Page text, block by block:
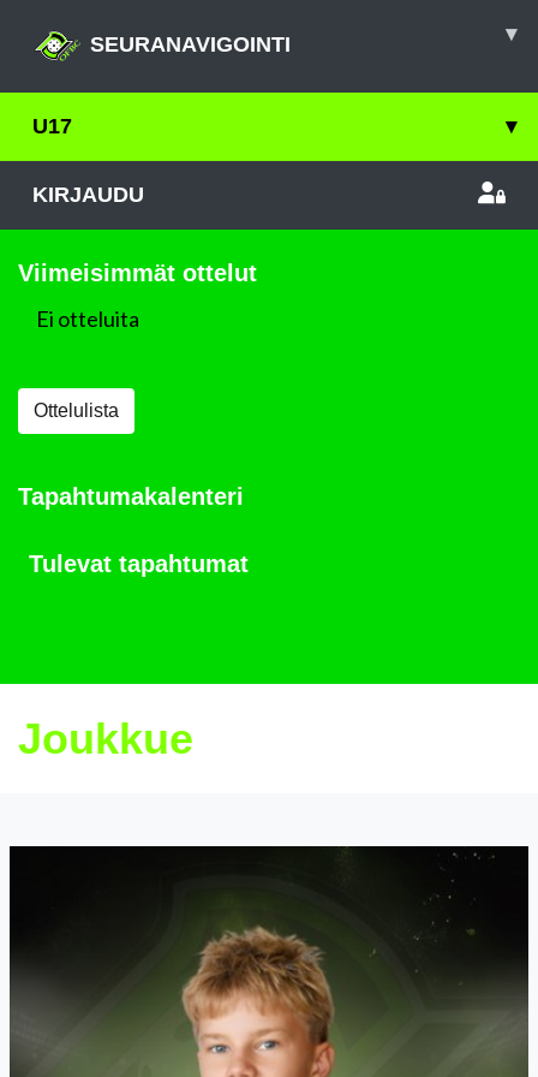
SEURANAVIGOINTI ▾
U17 ▾
KIRJAUDU
Viimeisimmät ottelut
Ei otteluita
Ottelulista
Tapahtumakalenteri
Tulevat tapahtumat
Joukkue